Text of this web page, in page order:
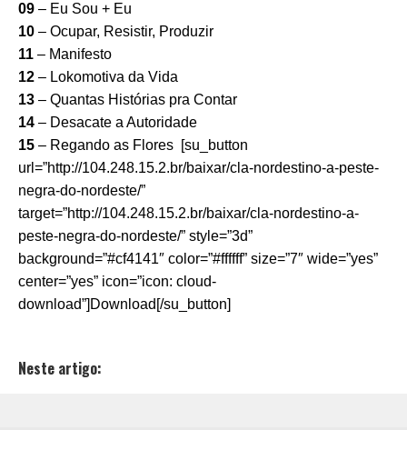
09 – Eu Sou + Eu
10 – Ocupar, Resistir, Produzir
11 – Manifesto
12 – Lokomotiva da Vida
13 – Quantas Histórias pra Contar
14 – Desacate a Autoridade
15 – Regando as Flores [su_button
url=”http://104.248.15.2.br/baixar/cla-nordestino-a-peste-
negra-do-nordeste/”
target=”http://104.248.15.2.br/baixar/cla-nordestino-a-
peste-negra-do-nordeste/” style=”3d”
background=”#cf4141″ color=”#ffffff” size=”7″ wide=”yes”
center=”yes” icon=”icon: cloud-
download”]Download[/su_button]
Neste artigo: